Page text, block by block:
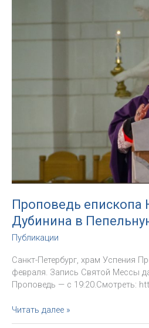
Среду.
собор,
Проповедь епископа
Дубинина в
Публикации
Санкт-Петербург, храм Успения
февраля. Запись Святой Мессы
Проповедь — с 19:20.Смотреть:
Проповедь
епископа
Читать далее »